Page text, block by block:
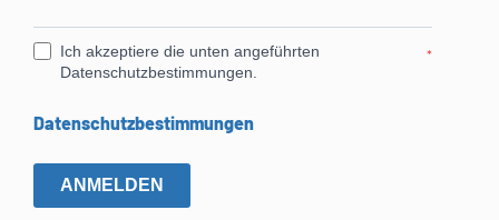
Ich akzeptiere die unten angeführten
Datenschutzbestimmungen.
*
Datenschutzbestimmungen
ANMELDEN